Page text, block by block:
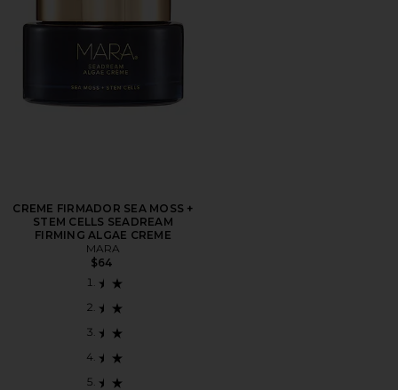
CREME FIRMADOR SEA MOSS +
STEM CELLS SEADREAM
FIRMING ALGAE CREME
MARA
$64